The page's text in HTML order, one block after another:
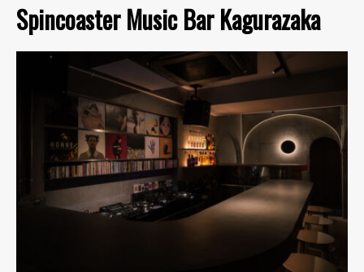
Spincoaster Music Bar Kagurazaka